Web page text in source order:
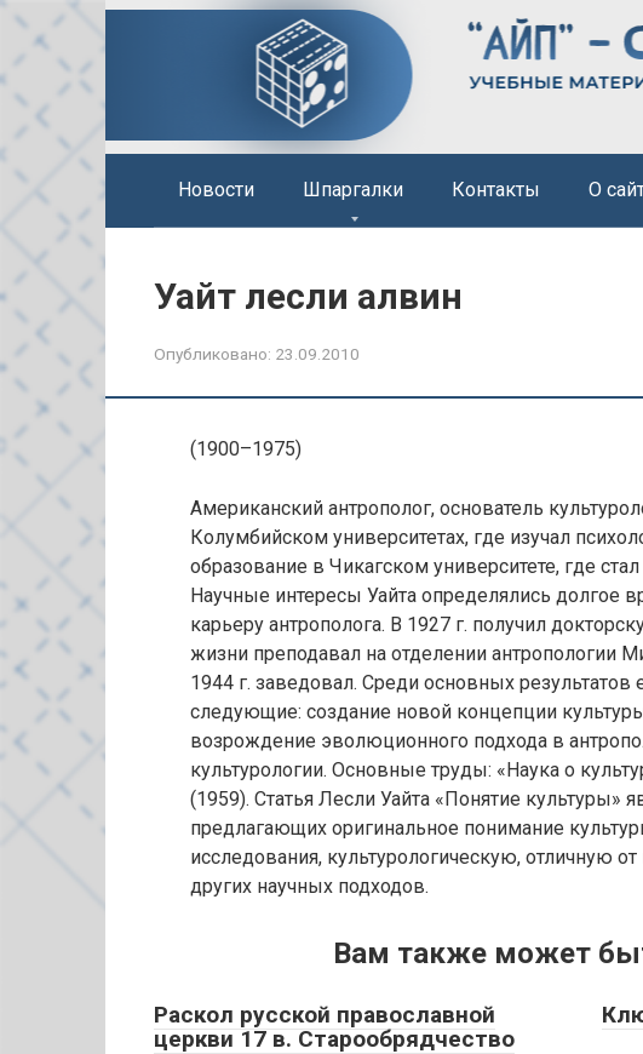
Перейти
контенту
Новости Шпаргалки Контакты О
Уайт лесли алвин
Опубликовано: 23.09.2010
(1900–1975)
Американский антрополог, основатель
Колумбийском университетах, где изучал
образование в Чикагском университете, где
Научные интересы Уайта определялись долгое
карьеру антрополога. В 1927 г. получил
жизни преподавал на отделении антропологии
1944 г. заведовал. Среди основных
следующие: создание новой концепции
возрождение эволюционного подхода в
культурологии. Основные труды: «Наука о
(1959). Статья Лесли Уайта «Понятие культуры»
предлагающих оригинальное понимание
исследования, культурологическую, отличную
других научных подходов.
Вам также может
Раскол русской православной
церкви 17 в. Старообрядчество